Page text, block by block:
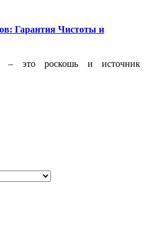
Гарантия Чистоты и
– это роскошь и источник